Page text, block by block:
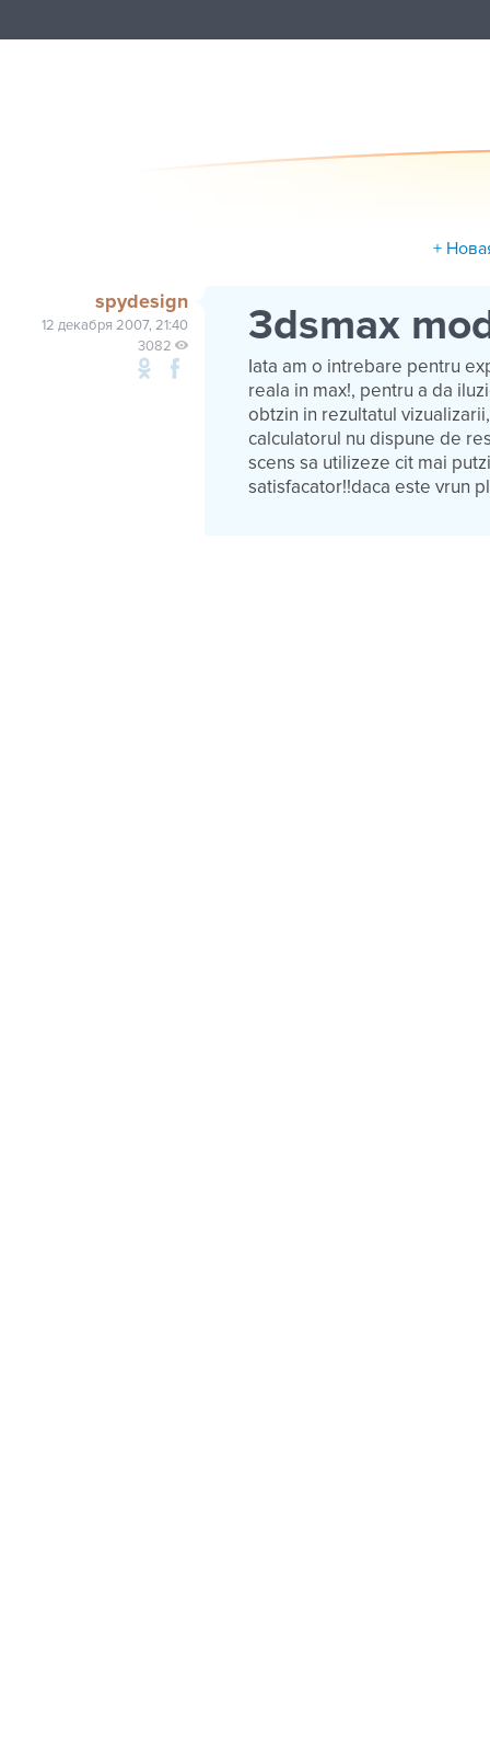
+
spydesign
12 декабря 2007, 21:40
3082
3dsmax
Iata am o intrebare pentru
reala in max!, pentru a da
obtzin in rezultatul
calculatorul nu dispune de
scens sa utilizeze cit mai
satisfacator!!daca este vrun